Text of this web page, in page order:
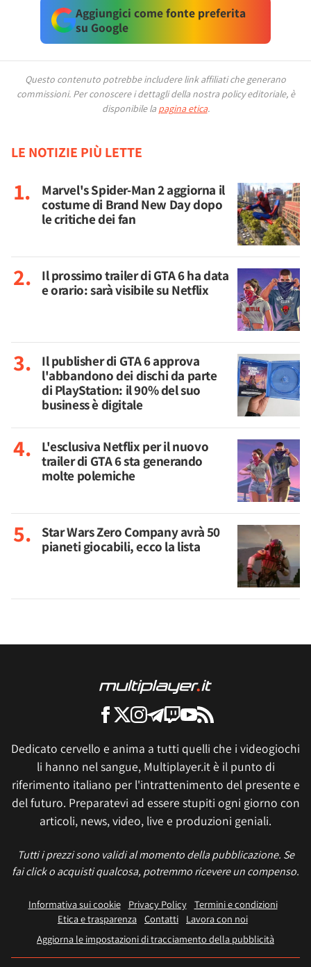
Aggiungici come fonte preferita
su Google
Questo contenuto potrebbe includere link affiliati che generano
commissioni. Per conoscere i dettagli della nostra policy editoriale, è
disponibile la pagina etica.
LE NOTIZIE PIÙ LETTE
Marvel's Spider-Man 2 aggiorna il
costume di Brand New Day dopo
le critiche dei fan
Il prossimo trailer di GTA 6 ha data
e orario: sarà visibile su Netflix
Il publisher di GTA 6 approva
l'abbandono dei dischi da parte
di PlayStation: il 90% del suo
business è digitale
L'esclusiva Netflix per il nuovo
trailer di GTA 6 sta generando
molte polemiche
Star Wars Zero Company avrà 50
pianeti giocabili, ecco la lista
Dedicato cervello e anima a tutti quelli che i videogiochi
li hanno nel sangue, Multiplayer.it è il punto di
riferimento italiano per l'intrattenimento del presente e
del futuro. Preparatevi ad essere stupiti ogni giorno con
articoli, news, video, live e produzioni geniali.
Tutti i prezzi sono validi al momento della pubblicazione. Se
fai click o acquisti qualcosa, potremmo ricevere un compenso.
Informativa sui cookie Privacy Policy
Termini e condizioni
Etica e trasparenza Contatti
Lavora con noi
Aggiorna le impostazioni di tracciamento della pubblicità